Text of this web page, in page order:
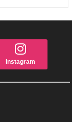
Instagram